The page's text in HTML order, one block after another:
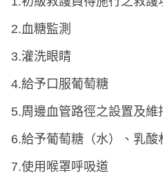
2.血糖監測
3.灌洗眼睛
4.給予口服葡萄糖
5.周邊血管路徑之設置及維
6.給予葡萄糖（水）、乳
7.使用喉罩呼吸道